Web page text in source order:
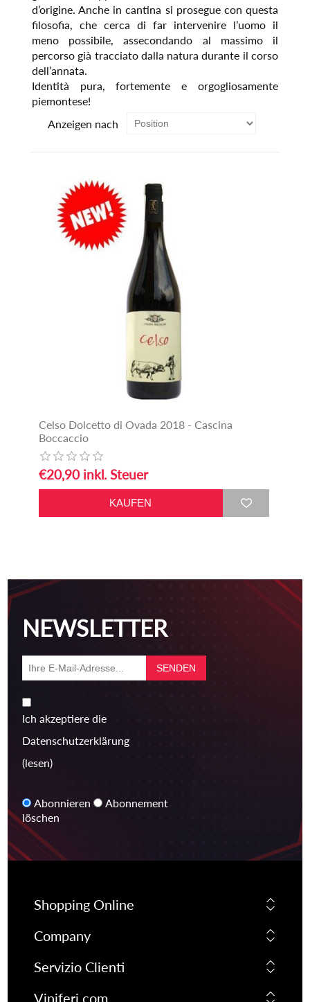
d’origine. Anche in cantina si prosegue con questa
filosofia, che cerca di far intervenire l’uomo il
meno possibile, assecondando al massimo il
percorso già tracciato dalla natura durante il corso
dell’annata.
Identità pura, fortemente e orgogliosamente
piemontese!
Anzeigen nach
Celso Dolcetto di Ovada 2018 - Cascina
Boccaccio
€20,90 inkl. Steuer
NEWSLETTER
Ich akzeptiere die
Datenschutzerklärung
(lesen)
Abonnieren
Abonnement
löschen
Shopping Online
Company
Servizio Clienti
Viniferi.com